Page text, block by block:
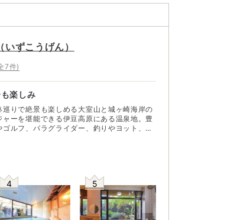
（いずこうげん）
7件)
楽しみ
りで絶景も楽しめる大室山と城ヶ崎海岸の
ーを堪能できる伊豆高原にある温泉地。豊
ルフ、パラグライダー、釣りやヨット、ス
ポーツを満喫できるスポットが充実してい
スポットとしても知られ、年代を問わず親
これらのアート施設を中心に周辺のペンシ
、伊豆高原エリア全域で「伊豆高原アートフ
4 5